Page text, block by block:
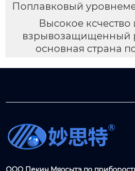
Поплавковый
Высокое
взрывозащищенный
основная страна